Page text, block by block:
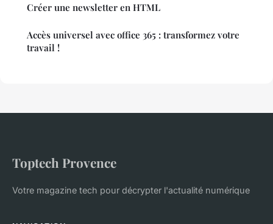
Créer une newsletter en HTML
Accès universel avec office 365 : transformez votre
travail !
Toptech Provence
Votre magazine tech pour décrypter l'actualité numérique